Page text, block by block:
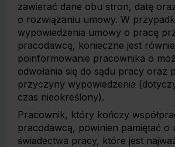
zawierać dane obu stron, datę
o rozwiązaniu umowy. W
wypowiedzenia umowy o pracę
pracodawcę, konieczne jest
poinformowanie pracownika o
odwołania się do sądu pracy oraz
przyczyny wypowiedzenia
czas nieokreślony).
Pracownik, który kończy
pracodawcą, powinien pamiętać o
świadectwa pracy, które jest